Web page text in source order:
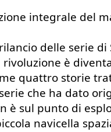
integrale del
delle serie
è
quattro storie
che ha dato
è sul punto di
navicella